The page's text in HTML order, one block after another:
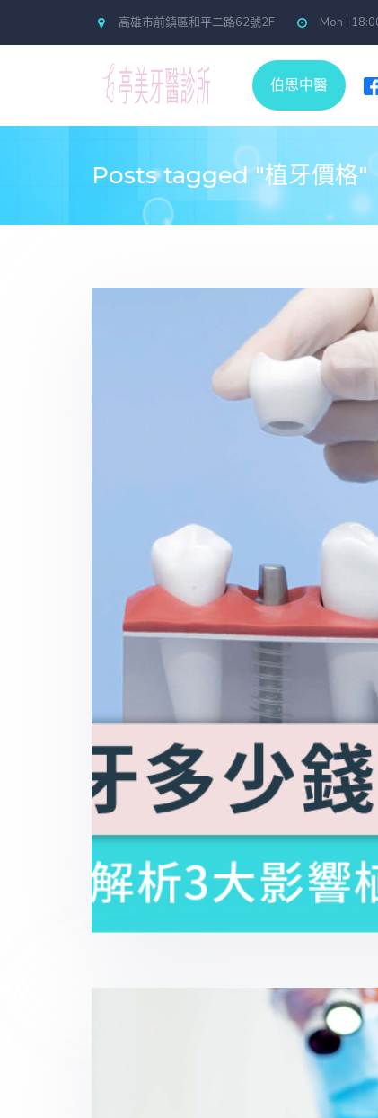
高雄市前鎮區和平二路62號2F Mon :
矯正專科醫師 ，鄭惠予矯正專科醫師，游智凱醫師，邱湘懿醫師和
伯恩中醫
Posts tagged "植牙價格"